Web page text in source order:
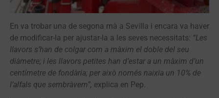
En va trobar una de segona mà a Sevilla i encara va haver
de modificar-la per ajustar-la a les seves necessitats: “Les
llavors s’han de colgar com a màxim el doble del seu
diàmetre; i les llavors petites han d’estar a un màxim d’un
centímetre de fondària; per això només naixia un 10% de
l’alfals que sembràvem”, explica en Pep.